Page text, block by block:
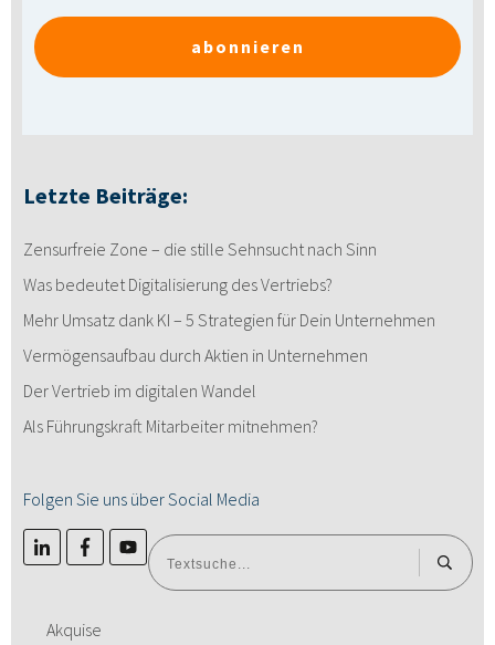
abonnieren
Letzte Beiträge:
Zensurfreie Zone – die stille Sehnsucht nach Sinn
Was bedeutet Digitalisierung des Vertriebs?
Mehr Umsatz dank KI – 5 Strategien für Dein Unternehmen
Vermögensaufbau durch Aktien in Unternehmen
Der Vertrieb im digitalen Wandel
Als Führungskraft Mitarbeiter mitnehmen?
Folgen Sie uns über Social Media
Akquise